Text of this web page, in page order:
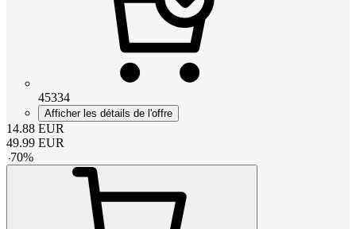
45334
Afficher les détails de l'offre
14.88 EUR
49.99 EUR
-70%